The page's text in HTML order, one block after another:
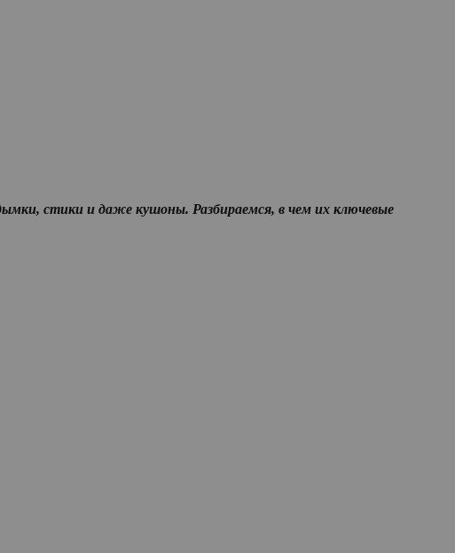
стики и даже кушоны. Разбираемся, в чем их ключевые